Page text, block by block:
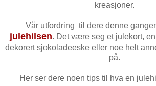
kreasjoner.
Vår utfordring til dere denne
julehilsen. Det være seg et julekort,
dekorert sjokoladeeske eller noe helt
på.
Her ser dere noen tips til hva en